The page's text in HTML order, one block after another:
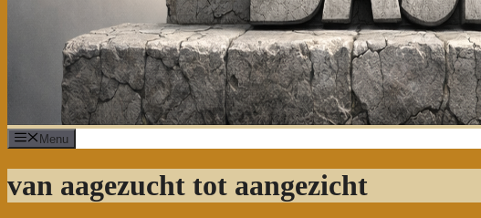
Menu
van aagezucht tot aangezicht